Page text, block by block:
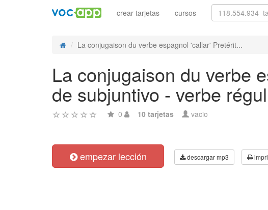
crear tarjetas cursos
La conjugaison du verbe espagnol 'callar' Pretérit...
La conjugaison du verbe
de subjuntivo - verbe
0 10 tarjetas vacio
empezar lección descargar mp3